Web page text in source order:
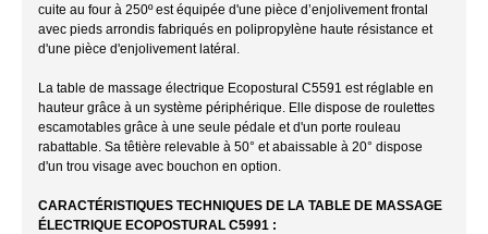
cuite au four à 250º est équipée d'une pièce d’enjolivement frontal
avec pieds arrondis fabriqués en polipropylène haute résistance et
d'une pièce d'enjolivement latéral.
La table de massage électrique Ecopostural C5591 est réglable en
hauteur grâce à un système périphérique. Elle dispose de roulettes
escamotables grâce à une seule pédale et d'un porte rouleau
rabattable. Sa têtière relevable à 50° et abaissable à 20° dispose
d'un trou visage avec bouchon en option.
CARACTÉRISTIQUES TECHNIQUES DE LA TABLE DE MASSAGE
ÉLECTRIQUE ECOPOSTURAL C5991 :